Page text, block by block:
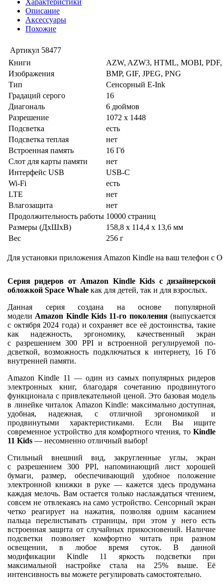
Описание
Аксессуары
Похожие
Артикул 58477
Книги
AZW, AZW3, HTML, MOBI,
Изображения
BMP, GIF, JPEG, PNG
Тип
Сенсорный E-Ink
Градаций серого
16
Диагональ
6 дюймов
Разрешение
1072 x 1448
Подсветка
есть
Подсветка теплая
нет
Встроенная память
16 Гб
Слот для карты памяти
нет
Интерфейс USB
USB-C
Wi-Fi
есть
LTE
нет
Влагозащита
нет
Продолжительность работы 10000 страниц
Размеры (ДхШхВ)
158,8 x 114,4 x 13,6 мм
Вес
256 г
Для установки приложения Amazon Kindle на ваш телефон с
Cерия ридеров от Amazon Kindle Kids с дизайнерской
обложкой Space Whale как для детей, так и для взрослых.
Данная серия создана на основе популярной
модели Amazon Kindle Kids 11-го поколения(выпускается
с октября 2024 года) и сохраняет все её достоинства, такие
как надежность, эргономику, качественный экран
с разрешением 300 PPI и встроенной регулируемой по­
дсветкой, возможность подключаться к интернету, 16 Гб
внутренней памяти.
Amazon Kindle 11 — один из самых популярных ридеров
электронных книг, благодаря сочетанию продвинутого
функционала с привлекательной ценой. Это базовая модель
в линейке читалок Amazon Kindle: максимально доступная,
удобная, надежная, с отличной эргономикой и
продвинутыми характеристиками. Если Вы ищите
современное устройство для комфортного чтения, то Kindle
11 Kids — несомненно отличный выбор!
Стильный внешний вид, закругленные углы, экран
с разрешением 300 PPI, напоминающий лист хорошей
бумаги, размер, обеспечивающий удобное положение
электронной книжки в руке — кажется здесь продумана
каждая мелочь. Вам остается только наслаждаться чтением,
совсем не отвлекаясь на само устройство. Сенсорный экран
четко реагирует на нажатия, позволяя одним касанием
пальца перелистывать страницы, при этом у него есть
встроенная защита от случайных прикосновений. Наличие
подсветки позволяет комфортно читать при разном
освещении, в любое время суток. В данной
модификации Kindle 11 яркость подсветки при
максимальной настройке стала на 25% выше. Её
интенсивность вы можете регулировать самостоятельно.